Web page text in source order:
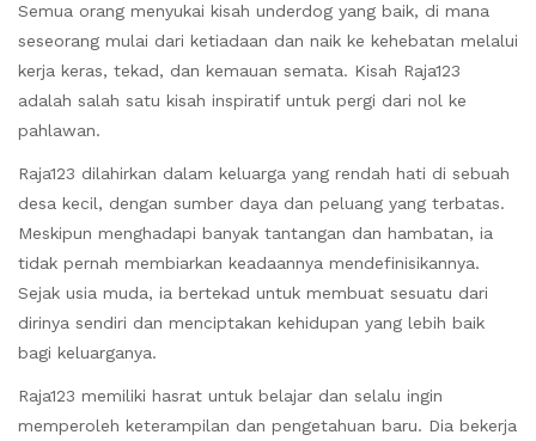
Semua orang menyukai kisah underdog yang baik, di mana
seseorang mulai dari ketiadaan dan naik ke kehebatan melalui
kerja keras, tekad, dan kemauan semata. Kisah Raja123
adalah salah satu kisah inspiratif untuk pergi dari nol ke
pahlawan.
Raja123 dilahirkan dalam keluarga yang rendah hati di sebuah
desa kecil, dengan sumber daya dan peluang yang terbatas.
Meskipun menghadapi banyak tantangan dan hambatan, ia
tidak pernah membiarkan keadaannya mendefinisikannya.
Sejak usia muda, ia bertekad untuk membuat sesuatu dari
dirinya sendiri dan menciptakan kehidupan yang lebih baik
bagi keluarganya.
Raja123 memiliki hasrat untuk belajar dan selalu ingin
memperoleh keterampilan dan pengetahuan baru. Dia bekerja